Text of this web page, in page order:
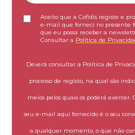
Aceito que a Cofidis registe e
e-mail que forneci no presente
que eu possa receber a
Consultar a Política de
Deverá consultar a Política de
processo de registo, na qual são
meios pelos quais os poderá
seu e-mail aqui fornecido é o seu
a qualquer momento, o que não